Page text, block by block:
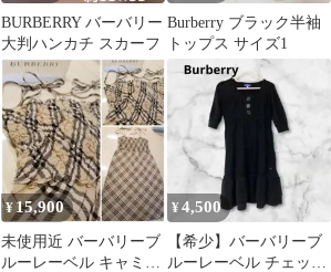
BURBERRY バーバリー
大判ハンカチ スカーフ
Burberry ブラック半袖
トップス サイズ1
¥15,900
未使用近 バーバリーブ
ルーレーベル キャミソ
¥4,500
【希少】バーバリーブ
ルーレーベル チェック